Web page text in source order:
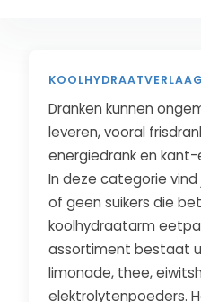
Dranken kunnen
leveren, vooral
energiedrank en
In deze categorie
of geen suikers die
koolhydraatarm
assortiment bestaat
limonade, thee,
elektrolytenpoeders.